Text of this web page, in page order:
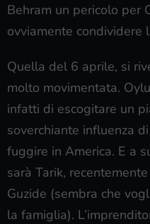
Behram un pericolo per
ovviamente condividere
Quella del 6 aprile, si
molto movimentata.
infatti di escogitare un
soverchiante influenza
fuggire in America. E a
sarà Tarik,
Guzide (sembra che
la famiglia).